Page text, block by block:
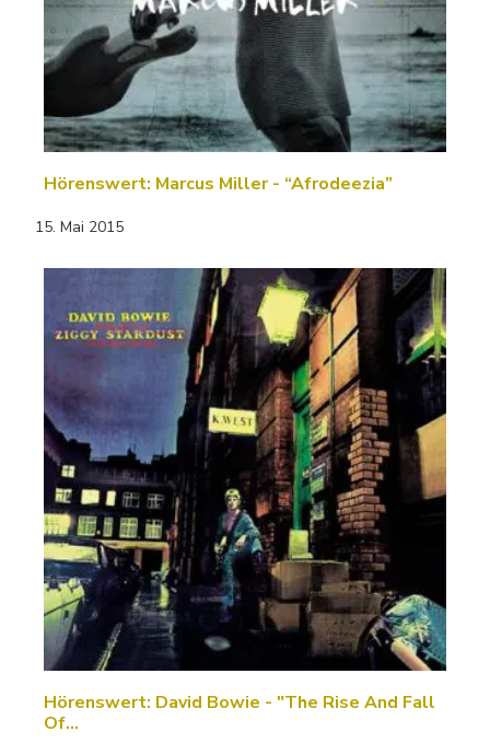
Hörenswert: Marcus Miller - “Afrodeezia”
15. Mai 2015
Hörenswert: David Bowie - "The Rise And Fall
Of…